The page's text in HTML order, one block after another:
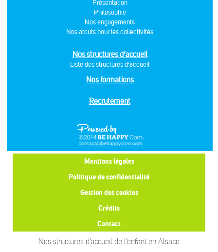
Présentation
Philosophie
Nos engagements
Nos atouts pour les collectivités
Nos structures d’accueil
Liste des structures d’accueil
Nos formations
Recrutement
Mentions légales
Politique de confidentialité
Gestion des cookies
Crédits
Contact
Nos structures d’accueil de l’enfant en Alsace